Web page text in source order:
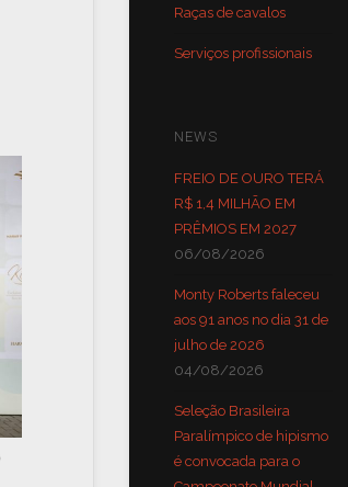
Raças de cavalos
Serviços profissionais
NEWS
FREIO DE OURO TERÁ
R$ 1,4 MILHÃO EM
PRÊMIOS EM 2027
06/08/2026
Monty Roberts faleceu
aos 91 anos no dia 31 de
julho de 2026
04/08/2026
Seleção Brasileira
Paralímpico de hipismo
é convocada para o